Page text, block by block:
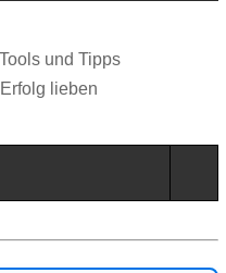
und Tipps
lieben